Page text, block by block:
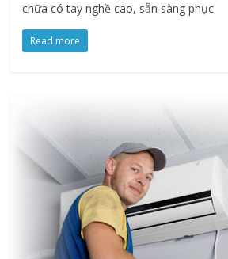
chữa có tay nghề cao, sẵn sàng phục
Read more